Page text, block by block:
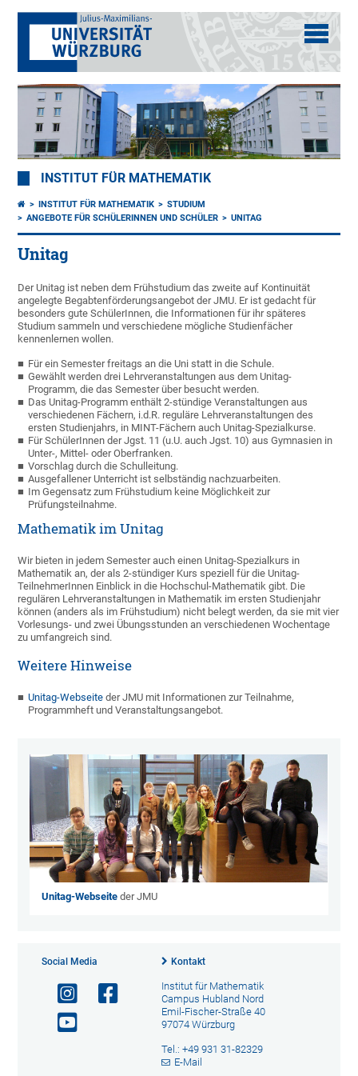
INSTITUT FÜR MATHEMATIK
INSTITUT FÜR MATHEMATIK
STUDIUM
ANGEBOTE FÜR SCHÜLERINNEN UND SCHÜLER
UNITAG
Unitag
Der Unitag ist neben dem Frühstudium das zweite auf Kontinuität
angelegte Begabtenförderungsangebot der JMU. Er ist gedacht für
besonders gute SchülerInnen, die Informationen für ihr späteres
Studium sammeln und verschiedene mögliche Studienfächer
kennenlernen wollen.
Für ein Semester freitags an die Uni statt in die Schule.
Gewählt werden drei Lehrveranstaltungen aus dem Unitag-
Programm, die das Semester über besucht werden.
Das Unitag-Programm enthält 2-stündige Veranstaltungen aus
verschiedenen Fächern, i.d.R. reguläre Lehrveranstaltungen des
ersten Studienjahrs, in MINT-Fächern auch Unitag-Spezialkurse.
Für SchülerInnen der Jgst. 11 (u.U. auch Jgst. 10) aus Gymnasien in
Unter-, Mittel- oder Oberfranken.
Vorschlag durch die Schulleitung.
Ausgefallener Unterricht ist selbständig nachzuarbeiten.
Im Gegensatz zum Frühstudium keine Möglichkeit zur
Prüfungsteilnahme.
Mathematik im Unitag
Wir bieten in jedem Semester auch einen Unitag-Spezialkurs in
Mathematik an, der als 2-stündiger Kurs speziell für die Unitag-
TeilnehmerInnen Einblick in die Hochschul-Mathematik gibt. Die
regulären Lehrveranstaltungen in Mathematik im ersten Studienjahr
können (anders als im Frühstudium) nicht belegt werden, da sie mit vier
Vorlesungs- und zwei Übungsstunden an verschiedenen Wochentage
zu umfangreich sind.
Weitere Hinweise
Unitag-Webseite der JMU mit Informationen zur Teilnahme,
Programmheft und Veranstaltungsangebot.
Unitag-Webseiteder JMU
Social Media Kontakt
Institut für Mathematik
Campus Hubland Nord
Emil-Fischer-Straße 40
97074 Würzburg
Tel.: +49 931 31-82329
E-Mail